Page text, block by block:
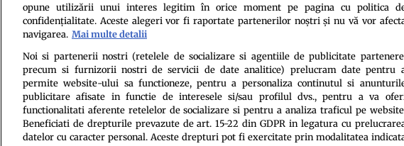
Politica de confidenţialitate Politica
opune utilizării unui interes legitim în orice moment pe pagina cu politica
confidențialitate. Aceste alegeri vor fi raportate partenerilor noștri și nu vă vor
navigarea. Mai multe detalii
Noi si partenerii nostri (retelele de socializare si agentiile de publicitate
precum si furnizorii nostri de servicii de date analitice) prelucram date pentru
permite website-ului sa functioneze, pentru a personaliza continutul si
publicitare afisate in functie de interesele si/sau profilul dvs., pentru a va
functionalitati aferente retelelor de socializare si pentru a analiza traficul pe
Beneficiati de drepturile prevazute de art. 15-22 din GDPR in legatura cu
datelor cu caracter personal. Aceste drepturi pot fi exercitate prin modalitatea